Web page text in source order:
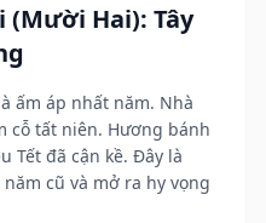
Hai): Tây
ấm áp nhất năm. Nhà
cỗ tất niên. Hương bánh
Tết đã cận kề. Đây là
cũ và mở ra hy vọng